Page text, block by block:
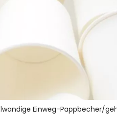
Einweg-Pappbecher/